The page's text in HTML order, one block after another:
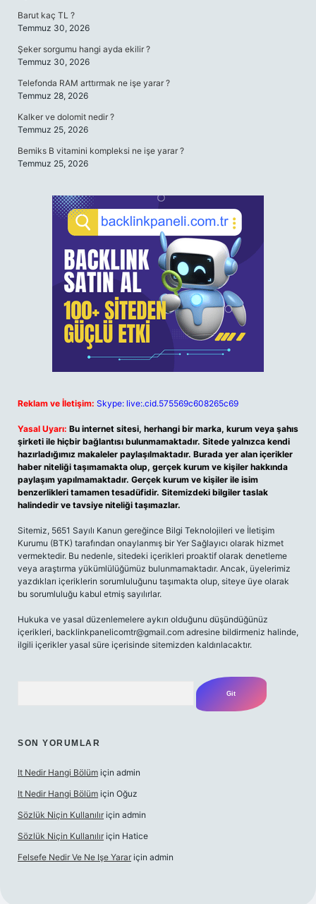
Barut kaç TL ?
Temmuz 30, 2026
Şeker sorgumu hangi ayda ekilir ?
Temmuz 30, 2026
Telefonda RAM arttırmak ne işe yarar ?
Temmuz 28, 2026
Kalker ve dolomit nedir ?
Temmuz 25, 2026
Bemiks B vitamini kompleksi ne işe yarar ?
Temmuz 25, 2026
Reklam ve İletişim: Skype: live:.cid.575569c608265c69
Yasal Uyarı: Bu internet sitesi, herhangi bir marka, kurum veya şahıs
şirketi ile hiçbir bağlantısı bulunmamaktadır. Sitede yalnızca kendi
hazırladığımız makaleler paylaşılmaktadır. Burada yer alan içerikler
haber niteliği taşımamakta olup, gerçek kurum ve kişiler hakkında
paylaşım yapılmamaktadır. Gerçek kurum ve kişiler ile isim
benzerlikleri tamamen tesadüfidir. Sitemizdeki bilgiler taslak
halindedir ve tavsiye niteliği taşımazlar.
Sitemiz, 5651 Sayılı Kanun gereğince Bilgi Teknolojileri ve İletişim
Kurumu (BTK) tarafından onaylanmış bir Yer Sağlayıcı olarak hizmet
vermektedir. Bu nedenle, sitedeki içerikleri proaktif olarak denetleme
veya araştırma yükümlülüğümüz bulunmamaktadır. Ancak, üyelerimiz
yazdıkları içeriklerin sorumluluğunu taşımakta olup, siteye üye olarak
bu sorumluluğu kabul etmiş sayılırlar.
Hukuka ve yasal düzenlemelere aykırı olduğunu düşündüğünüz
içerikleri, backlinkpanelicomtr@gmail.com adresine bildirmeniz halinde,
ilgili içerikler yasal süre içerisinde sitemizden kaldırılacaktır.
SON YORUMLAR
It Nedir Hangi Bölüm için admin
It Nedir Hangi Bölüm için Oğuz
Sözlük Niçin Kullanılır için admin
Sözlük Niçin Kullanılır için Hatice
Felsefe Nedir Ve Ne Işe Yarar için admin